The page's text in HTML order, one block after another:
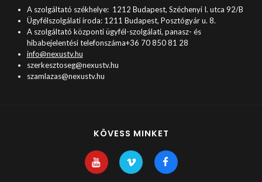
A szolgáltató székhelye: 1212 Budapest, Széchenyi I. utca 92/B
Ügyfélszolgálati iroda: 1211 Budapest, Posztógyár u. 8.
A szolgáltató központi ügyfél-szolgálati, panasz- és
hibabejelentési telefonszáma+36 70 850 81 28
info@nexustv.hu
szerkesztoseg@nexustv.hu
szamlazas@nexustv.hu
KÖVESS MINKET